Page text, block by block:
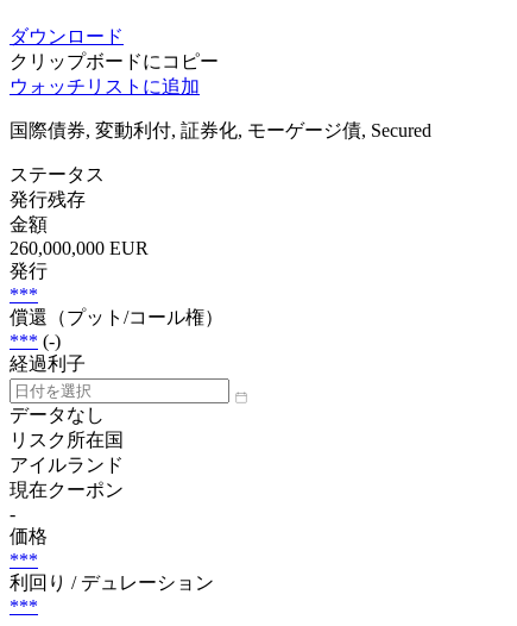
ダウンロード
クリップボードにコピー
ウォッチリストに追加
国際債券, 変動利付, 証券化, モーゲージ債, Secured
ステータス
発行残存
金額
260,000,000 EUR
発行
***
償還（プット/コール権）
*** (-)
経過利子
データなし
リスク所在国
アイルランド
現在クーポン
-
価格
***
利回り / デュレーション
***